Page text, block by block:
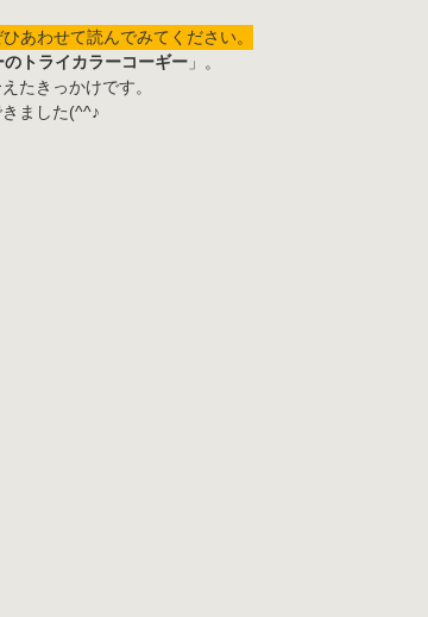
あわせて読んでみてください。
のトライカラーコーギー 」。
たきっかけです。
ました(^^♪